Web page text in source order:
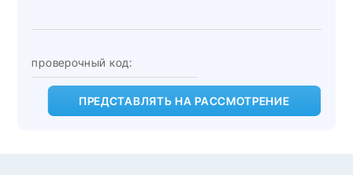
ПРЕДСТАВЛЯТЬ НА РАССМОТРЕНИЕ